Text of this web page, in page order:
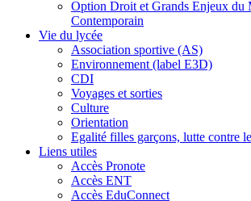
Option Droit et Grands Enjeux du
Contemporain
Vie du lycée
Association sportive (AS)
Environnement (label E3D)
CDI
Voyages et sorties
Culture
Orientation
Egalité filles garçons, lutte contre
Liens utiles
Accès Pronote
Accès ENT
Accès EduConnect